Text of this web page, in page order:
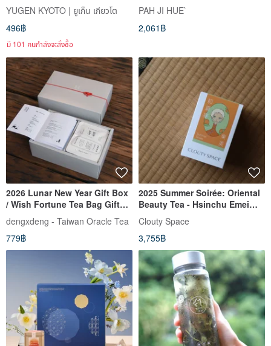
YUGEN KYOTO | ยูเก็น เกียวโต
496฿
มี 101 คนกำลังจะสั่งซื้อ
PAH JI HUE`
2,061฿
2026 Lunar New Year Gift Box
/ Wish Fortune Tea Bag Gift
Box / Set of 16 / Taiwanese
Tea Gift Box
dengxdeng - Taiwan Oracle Tea
779฿
2025 Summer Soirée: Oriental
Beauty Tea - Hsinchu Emei
Hand-picked 30g LIMITED
Clouty Space
3,755฿